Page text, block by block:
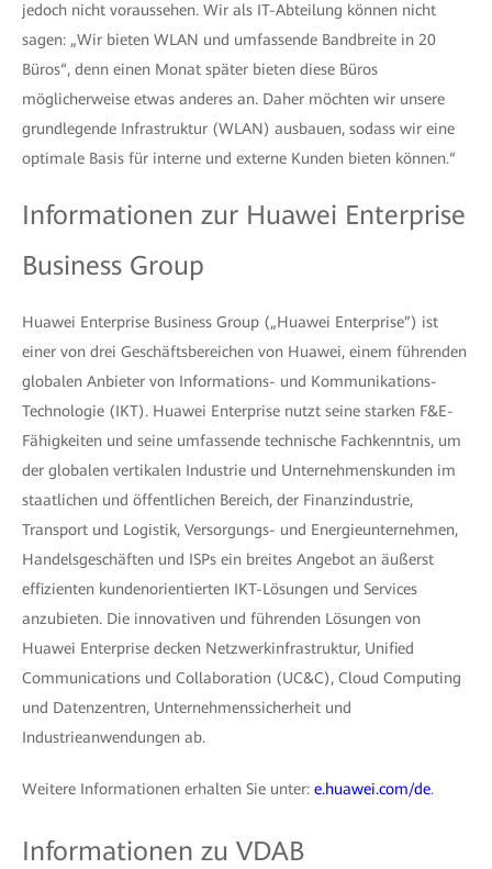
jedoch nicht voraussehen. Wir als IT-Abteilung können nicht
sagen: „Wir bieten WLAN und umfassende Bandbreite in 20
Büros“, denn einen Monat später bieten diese Büros
möglicherweise etwas anderes an. Daher möchten wir unsere
grundlegende Infrastruktur (WLAN) ausbauen, sodass wir eine
optimale Basis für interne und externe Kunden bieten können.“
Informationen zur Huawei Enterprise
Business Group
Huawei Enterprise Business Group („Huawei Enterprise”) ist
einer von drei Geschäftsbereichen von Huawei, einem führenden
globalen Anbieter von Informations- und Kommunikations-
Technologie (IKT). Huawei Enterprise nutzt seine starken F&E-
Fähigkeiten und seine umfassende technische Fachkenntnis, um
der globalen vertikalen Industrie und Unternehmenskunden im
staatlichen und öffentlichen Bereich, der Finanzindustrie,
Transport und Logistik, Versorgungs- und Energieunternehmen,
Handelsgeschäften und ISPs ein breites Angebot an äußerst
effizienten kundenorientierten IKT-Lösungen und Services
anzubieten. Die innovativen und führenden Lösungen von
Huawei Enterprise decken Netzwerkinfrastruktur, Unified
Communications und Collaboration (UC&C), Cloud Computing
und Datenzentren, Unternehmenssicherheit und
Industrieanwendungen ab.
Weitere Informationen erhalten Sie unter: e.huawei.com/de.
Informationen zu VDAB